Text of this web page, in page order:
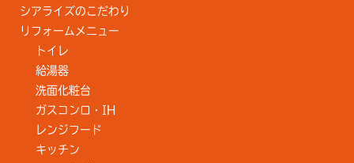
シアライズのこだわり
リフォームメニュー
トイレ
給湯器
洗面化粧台
ガスコンロ・IH
レンジフード
キッチン